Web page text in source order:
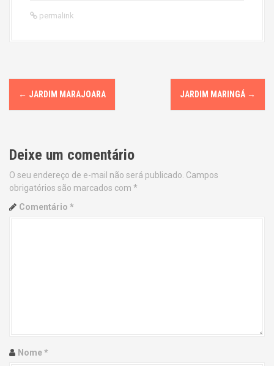
permalink
P
o
t
n
a
i
← JARDIM MARAJOARA JARDIM MARINGÁ →
Deixe um comentário
O seu endereço de e-mail não será publicado. Campos
obrigatórios são marcados com *
Comentário *
Nome*